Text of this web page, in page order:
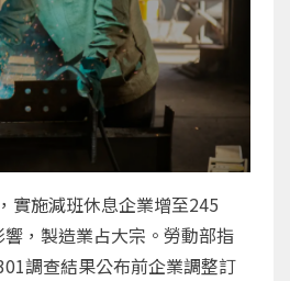
實施減班休息企業增至245
，製造業占大宗。勞動部指
調查結果公布前企業調整訂